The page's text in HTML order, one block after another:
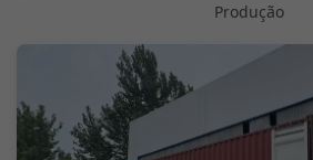
Produção